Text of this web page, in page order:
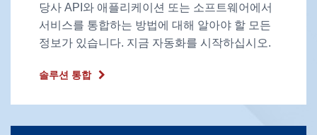
당사 API와 애플리케이션 또는 소프트웨어에서
서비스를 통합하는 방법에 대해 알아야 할 모든
정보가 있습니다. 지금 자동화를 시작하십시오.
솔루션 통합